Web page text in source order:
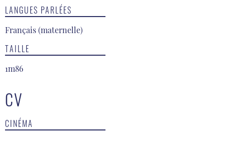
LANGUES PARLÉES
Français (maternelle)
TAILLE
1m86
CV
CINÉMA